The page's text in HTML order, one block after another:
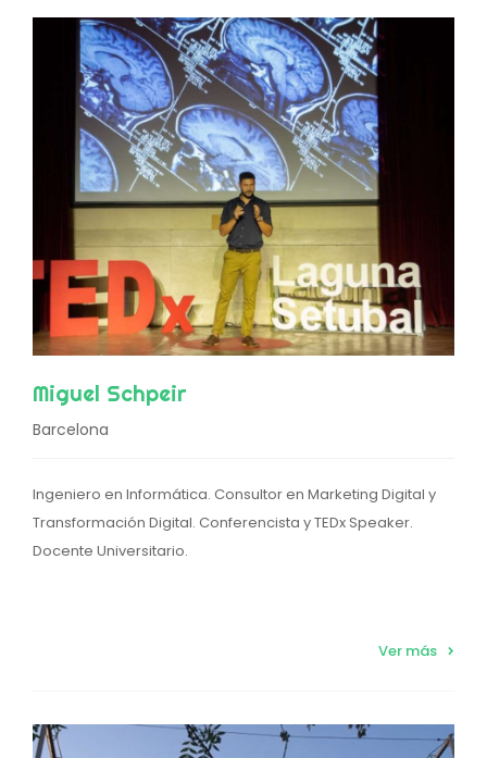
Miguel Schpeir
Barcelona
Ingeniero en Informática. Consultor en Marketing Digital y
Transformación Digital. Conferencista y TEDx Speaker.
Docente Universitario.
Ver más